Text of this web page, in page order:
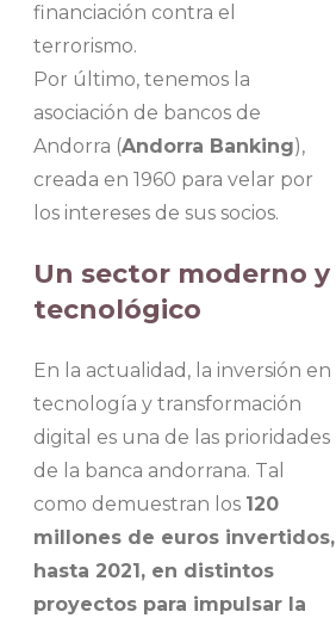
financiación contra el
terrorismo.
Por último, tenemos la
asociación de bancos de
Andorra (Andorra Banking),
creada en 1960 para velar por
los intereses de sus socios.
Un sector moderno y
tecnológico
En la actualidad, la inversión en
tecnología y transformación
digital es una de las prioridades
de la banca andorrana. Tal
como demuestran los 120
millones de euros invertidos,
hasta 2021, en distintos
proyectos para impulsar la